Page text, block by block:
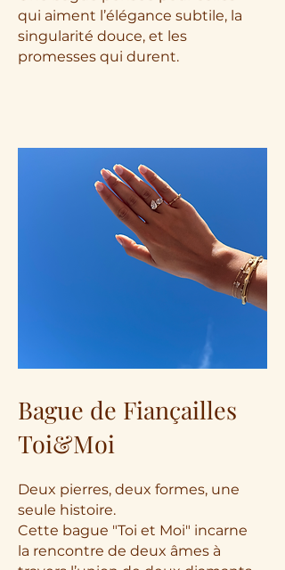
qui aiment l’élégance subtile, la
singularité douce, et les
promesses qui durent.
Bague de Fiançailles
Toi&Moi
Deux pierres, deux formes, une
seule histoire.
Cette bague "Toi et Moi" incarne
la rencontre de deux âmes à